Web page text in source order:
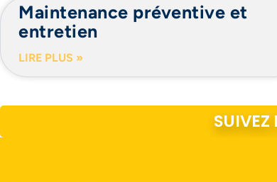
Maintenance préventive et
entretien
LIRE PLUS »
SUIVEZ